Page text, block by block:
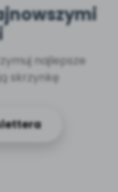
najlepsze
skrzynkę